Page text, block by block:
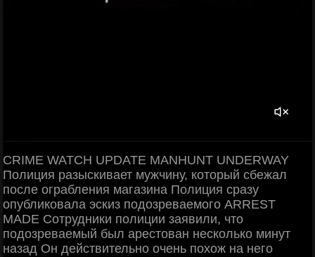
CRIME WATCH UPDATE MANHUNT UNDERWAY
Полиция разыскивает мужчину, который сбежал
после ограбления магазина Полиция сразу
опубликовала эскиз подозреваемого ARREST
MADE Сотрудники полиции заявили, что
подозреваемый был арестован несколько минут
назад Он действительно очень похож на него